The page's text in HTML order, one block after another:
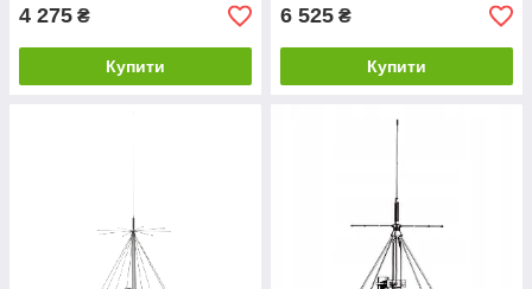
4 275 ₴
Купити
6 525 ₴
Купити